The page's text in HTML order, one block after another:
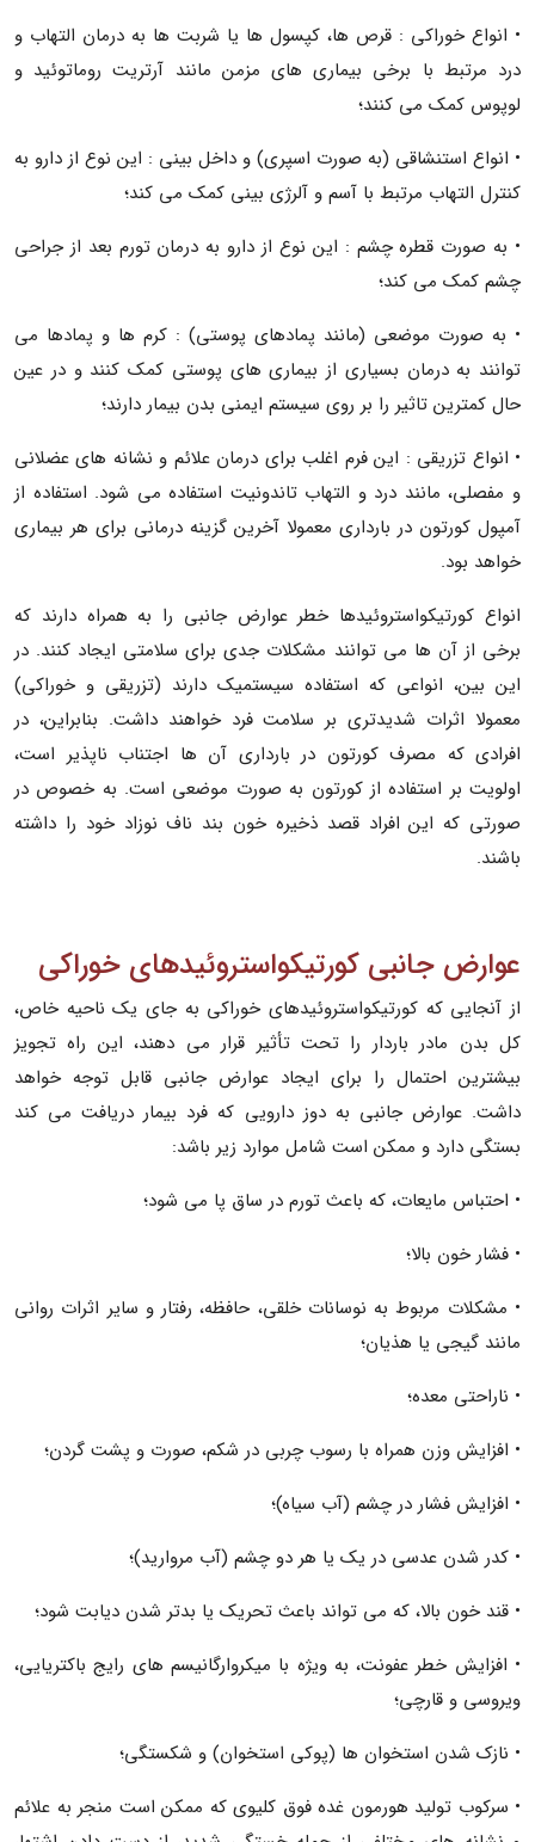
• انواع خوراکی : قرص ها، کپسول ها یا شربت ها به درمان التهاب و
درد مرتبط با برخی بیماری های مزمن مانند آرتریت روماتوئید و
لوپوس کمک می کنند؛
• انواع استنشاقی (به صورت اسپری) و داخل بینی : این نوع از دارو به
کنترل التهاب مرتبط با آسم و آلرژی بینی کمک می کند؛
• به صورت قطره چشم : این نوع از دارو به درمان تورم بعد از جراحی
چشم کمک می کند؛
• به صورت موضعی (مانند پمادهای پوستی) : کرم ها و پمادها می
توانند به درمان بسیاری از بیماری های پوستی کمک کنند و در عین
حال کمترین تاثیر را بر روی سیستم ایمنی بدن بیمار دارند؛
• انواع تزریقی : این فرم اغلب برای درمان علائم و نشانه های عضلانی
و مفصلی، مانند درد و التهاب تاندونیت استفاده می شود. استفاده از
آمپول کورتون در بارداری معمولا آخرین گزینه درمانی برای هر بیماری
خواهد بود.
انواع کورتیکواستروئیدها خطر عوارض جانبی را به همراه دارند که
برخی از آن ها می توانند مشکلات جدی برای سلامتی ایجاد کنند. در
این بین، انواعی که استفاده سیستمیک دارند (تزریقی و خوراکی)
معمولا اثرات شدیدتری بر سلامت فرد خواهند داشت. بنابراین، در
افرادی که مصرف کورتون در بارداری آن ها اجتناب ناپذیر است،
اولویت بر استفاده از کورتون به صورت موضعی است. به خصوص در
صورتی که این افراد قصد ذخیره خون بند ناف نوزاد خود را داشته
باشند.
عوارض جانبی کورتیکواستروئیدهای خوراکی
از آنجایی که کورتیکواستروئیدهای خوراکی به جای یک ناحیه خاص،
کل بدن مادر باردار را تحت تأثیر قرار می دهند، این راه تجویز
بیشترین احتمال را برای ایجاد عوارض جانبی قابل توجه خواهد
داشت. عوارض جانبی به دوز دارویی که فرد بیمار دریافت می کند
بستگی دارد و ممکن است شامل موارد زیر باشد:
• احتباس مایعات، که باعث تورم در ساق پا می شود؛
• فشار خون بالا؛
• مشکلات مربوط به نوسانات خلقی، حافظه، رفتار و سایر اثرات روانی
مانند گیجی یا هذیان؛
• ناراحتی معده؛
• افزایش وزن همراه با رسوب چربی در شکم، صورت و پشت گردن؛
• افزایش فشار در چشم (آب سیاه)؛
• کدر شدن عدسی در یک یا هر دو چشم (آب مروارید)؛
• قند خون بالا، که می تواند باعث تحریک یا بدتر شدن دیابت شود؛
• افزایش خطر عفونت، به ویژه با میکروارگانیسم های رایج باکتریایی،
ویروسی و قارچی؛
• نازک شدن استخوان ها (پوکی استخوان) و شکستگی؛
• سرکوب تولید هورمون غده فوق کلیوی که ممکن است منجر به علائم